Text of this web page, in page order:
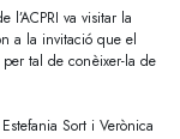
va visitar la
a la invitació que el
tal de conèixer-la de
Sort i Verònica